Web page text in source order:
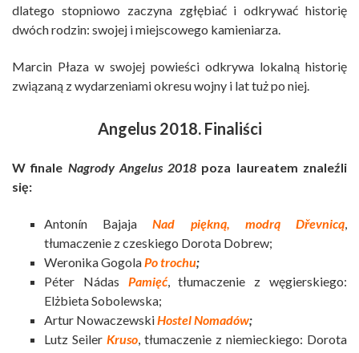
dlatego stopniowo zaczyna zgłębiać i odkrywać historię
dwóch rodzin: swojej i miejscowego kamieniarza.
Marcin Płaza w swojej powieści odkrywa lokalną historię
związaną z wydarzeniami okresu wojny i lat tuż po niej.
Angelus 2018. Finaliści
W finale Nagrody Angelus 2018 poza laureatem znaleźli
się:
Antonín Bajaja Nad piękną, modrą Dřevnicą,
tłumaczenie z czeskiego Dorota Dobrew;
Weronika GogolaPo trochu;
Péter Nádas Pamięć, tłumaczenie z węgierskiego:
Elżbieta Sobolewska;
Artur NowaczewskiHostel Nomadów;
Lutz Seiler Kruso, tłumaczenie z niemieckiego: Dorota